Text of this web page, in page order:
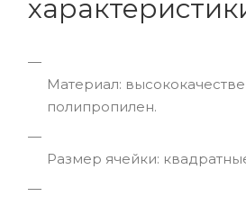
Материал:
полипропилен.
Размер ячейки: